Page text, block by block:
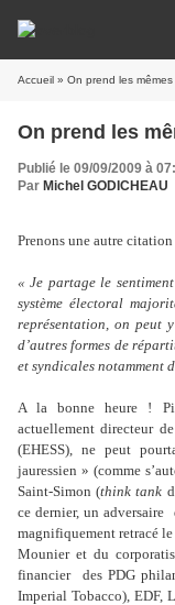
Accueil » On prend les
On prend les
Publié le 09/09/2009 à
Par Michel GODICHEAU
Prenons une autre
« Je partage le
système électoral
représentation, on peut
d’autres formes de
et syndicales
A la bonne heure !
actuellement directeur
(EHESS), ne peut
jauressien » (comme
Saint-Simon (think tank
ce dernier, un
magnifiquement retracé
Mounier et du
financier des PDG
Imperial Tobacco), EDF,